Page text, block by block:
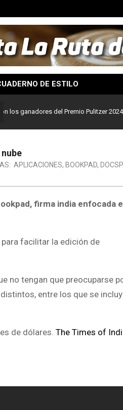
DE ESTILO
del Premio Pulitzer 2024
APLICACIONES, BOOKPAD,
firma india enfocada
facilitar la edición de
no tengan que preocuparse
entre los que se
de dólares. The Times of